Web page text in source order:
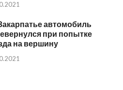
автомобиль
при попытке
на вершину